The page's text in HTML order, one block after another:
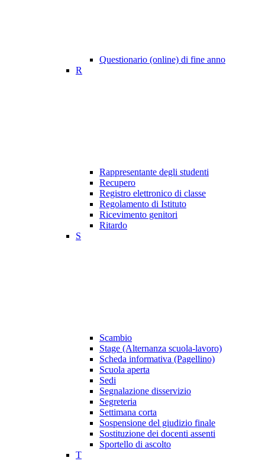
Questionario (online) di fine anno
R
Rappresentante degli studenti
Recupero
Registro elettronico di classe
Regolamento di Istituto
Ricevimento genitori
Ritardo
S
Scambio
Stage (Alternanza scuola-lavoro)
Scheda informativa (Pagellino)
Scuola aperta
Sedi
Segnalazione disservizio
Segreteria
Settimana corta
Sospensione del giudizio finale
Sostituzione dei docenti assenti
Sportello di ascolto
T